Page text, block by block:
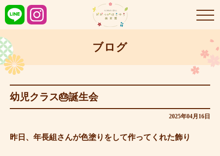
ブログ
幼児クラス🎂誕生会
2025年04月16日
昨日、年長組さんが色塗りをして作ってくれた飾り